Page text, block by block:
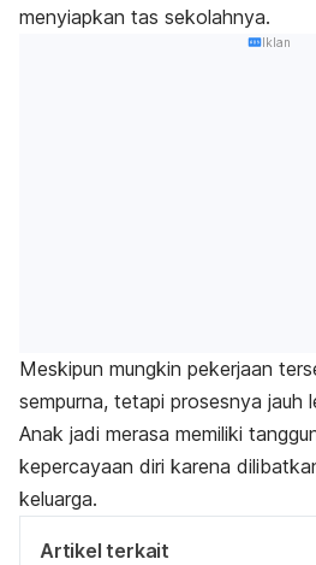
menyiapkan tas sekolahnya.
Iklan
Meskipun mungkin pekerjaan
sempurna, tetapi prosesnya jauh
Anak jadi merasa memiliki
kepercayaan diri karena
keluarga.
Artikel terkait